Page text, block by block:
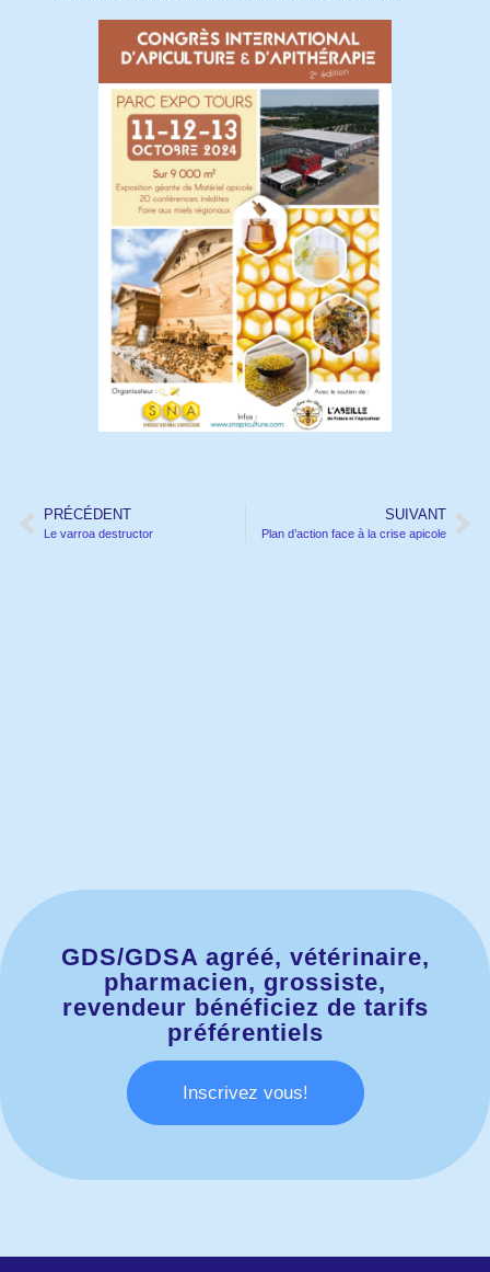
PRÉCÉDENT
Le varroa destructor
SUIVANT
Plan d’action face à la crise apicole
GDS/GDSA agréé, vétérinaire,
pharmacien, grossiste,
revendeur bénéficiez de tarifs
préférentiels
Inscrivez vous!